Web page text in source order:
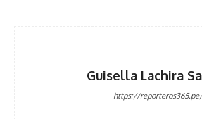
Guisella Lachira
https://reporteros365.pe/